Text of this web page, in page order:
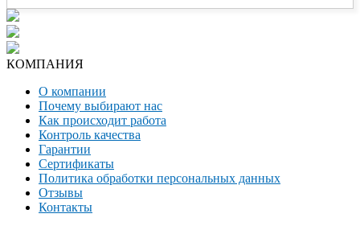
КОМПАНИЯ
О компании
Почему выбирают нас
Как происходит работа
Контроль качества
Гарантии
Сертификаты
Политика обработки персональных данных
Отзывы
Контакты